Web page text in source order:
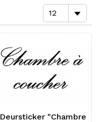
Deursticker "Chambre